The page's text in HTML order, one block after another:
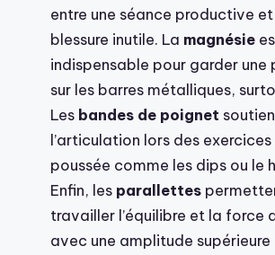
entre une séance productive et
blessure inutile. La magnésie
indispensable pour garder une
sur les barres métalliques,
Les bandes de poignet
l’articulation lors des exercices
poussée comme les dips ou le
Enfin, les parallettes
travailler l’équilibre et la force
avec une amplitude supérieure